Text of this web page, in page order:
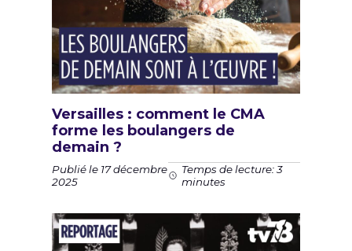
Versailles : comment le CMA
forme les boulangers de
demain ?
Publié le 17 décembre
2025
Temps de lecture: 3
minutes